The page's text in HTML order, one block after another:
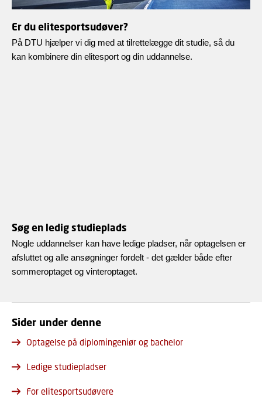
Er du elitesportsudøver?
På DTU hjælper vi dig med at tilrettelægge dit studie, så du
kan kombinere din elitesport og din uddannelse.
Søg en ledig studieplads
Nogle uddannelser kan have ledige pladser, når optagelsen er
afsluttet og alle ansøgninger fordelt - det gælder både efter
sommeroptaget og vinteroptaget.
Sider under denne
Optagelse på diplomingeniør og bachelor
Ledige studiepladser
For elitesportsudøvere